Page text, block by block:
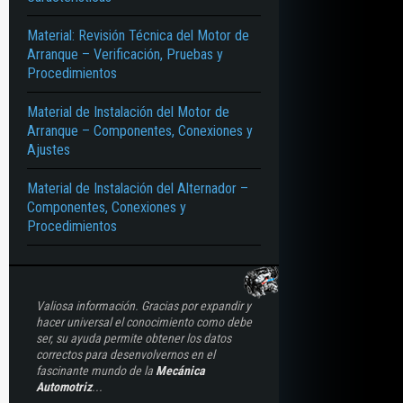
Material: Revisión Técnica del Motor de
Arranque – Verificación, Pruebas y
Procedimientos
Material de Instalación del Motor de
Arranque – Componentes, Conexiones y
Ajustes
Material de Instalación del Alternador –
Componentes, Conexiones y
Procedimientos
Valiosa información. Gracias por expandir y
hacer universal el conocimiento como debe
ser, su ayuda permite obtener los datos
correctos para desenvolvernos en el
fascinante mundo de la Mecánica
Automotriz...